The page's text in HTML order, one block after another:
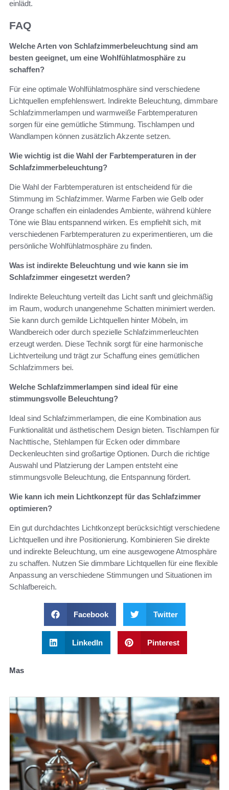
einlädt.
FAQ
Welche Arten von Schlafzimmerbeleuchtung sind am
besten geeignet, um eine Wohlfühlatmosphäre zu
schaffen?
Für eine optimale Wohlfühlatmosphäre sind verschiedene
Lichtquellen empfehlenswert. Indirekte Beleuchtung, dimmbare
Schlafzimmerlampen und warmweiße Farbtemperaturen
sorgen für eine gemütliche Stimmung. Tischlampen und
Wandlampen können zusätzlich Akzente setzen.
Wie wichtig ist die Wahl der Farbtemperaturen in der
Schlafzimmerbeleuchtung?
Die Wahl der Farbtemperaturen ist entscheidend für die
Stimmung im Schlafzimmer. Warme Farben wie Gelb oder
Orange schaffen ein einladendes Ambiente, während kühlere
Töne wie Blau entspannend wirken. Es empfiehlt sich, mit
verschiedenen Farbtemperaturen zu experimentieren, um die
persönliche Wohlfühlatmosphäre zu finden.
Was ist indirekte Beleuchtung und wie kann sie im
Schlafzimmer eingesetzt werden?
Indirekte Beleuchtung verteilt das Licht sanft und gleichmäßig
im Raum, wodurch unangenehme Schatten minimiert werden.
Sie kann durch gemilde Lichtquellen hinter Möbeln, im
Wandbereich oder durch spezielle Schlafzimmerleuchten
erzeugt werden. Diese Technik sorgt für eine harmonische
Lichtverteilung und trägt zur Schaffung eines gemütlichen
Schlafzimmers bei.
Welche Schlafzimmerlampen sind ideal für eine
stimmungsvolle Beleuchtung?
Ideal sind Schlafzimmerlampen, die eine Kombination aus
Funktionalität und ästhetischem Design bieten. Tischlampen für
Nachttische, Stehlampen für Ecken oder dimmbare
Deckenleuchten sind großartige Optionen. Durch die richtige
Auswahl und Platzierung der Lampen entsteht eine
stimmungsvolle Beleuchtung, die Entspannung fördert.
Wie kann ich mein Lichtkonzept für das Schlafzimmer
optimieren?
Ein gut durchdachtes Lichtkonzept berücksichtigt verschiedene
Lichtquellen und ihre Positionierung. Kombinieren Sie direkte
und indirekte Beleuchtung, um eine ausgewogene Atmosphäre
zu schaffen. Nutzen Sie dimmbare Lichtquellen für eine flexible
Anpassung an verschiedene Stimmungen und Situationen im
Schlafbereich.
Facebook Twitter
LinkedIn Pinterest
Mas